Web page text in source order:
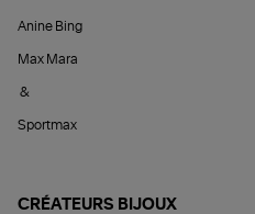
Anine Bing
Max Mara
&
Sportmax
CRÉATEURS BIJOUX